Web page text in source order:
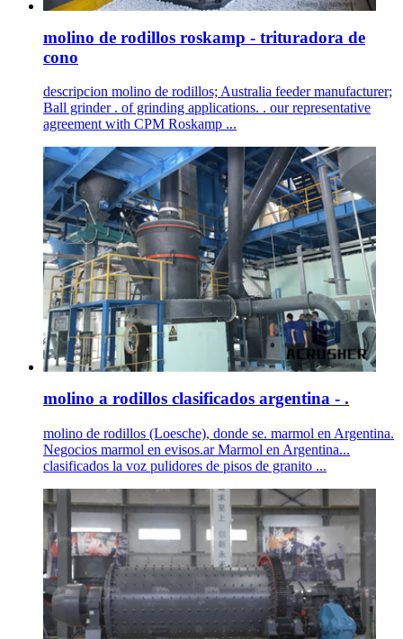
molino de rodillos roskamp - trituradora de
cono
descripcion molino de rodillos; Australia feeder manufacturer;
Ball grinder . of grinding applications. . our representative
agreement with CPM Roskamp ...
molino a rodillos clasificados argentina - .
molino de rodillos (Loesche), donde se. marmol en Argentina.
Negocios marmol en evisos.ar Marmol en Argentina...
clasificados la voz pulidores de pisos de granito ...